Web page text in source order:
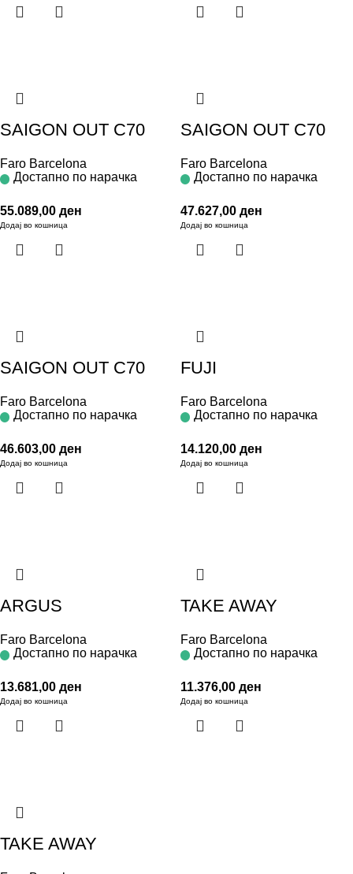
SAIGON OUT C70
Faro Barcelona
Достапно по нарачка
55.089,00 ден
Додај во кошница
SAIGON OUT C70
Faro Barcelona
Достапно по нарачка
47.627,00 ден
Додај во кошница
SAIGON OUT C70
Faro Barcelona
Достапно по нарачка
46.603,00 ден
Додај во кошница
FUJI
Faro Barcelona
Достапно по нарачка
14.120,00 ден
Додај во кошница
ARGUS
Faro Barcelona
Достапно по нарачка
13.681,00 ден
Додај во кошница
TAKE AWAY
Faro Barcelona
Достапно по нарачка
11.376,00 ден
Додај во кошница
TAKE AWAY